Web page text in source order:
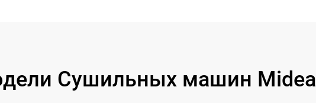
Сушильных машин Midea